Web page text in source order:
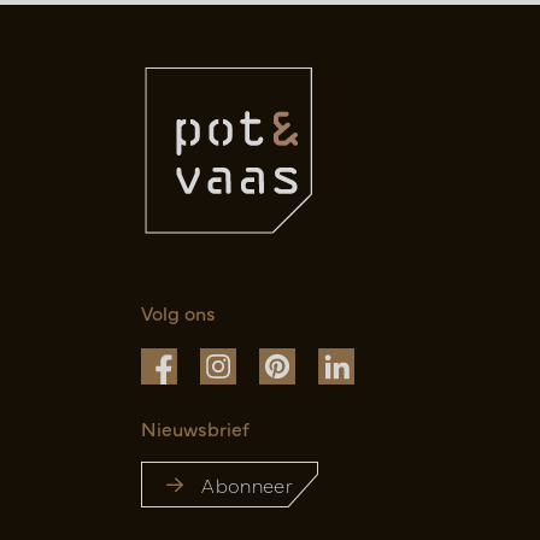
Volg ons
Nieuwsbrief
Abonneer